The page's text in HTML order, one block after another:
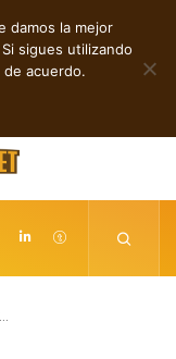
y fuerza
damos la mejor
sigues utilizando
acuerdo.